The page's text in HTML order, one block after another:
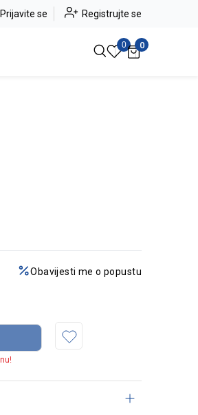
Novo u ponudi - Jadea Pogledaj više
Prijavite se Registrujte se
0 0
Obavijesti me o popustu